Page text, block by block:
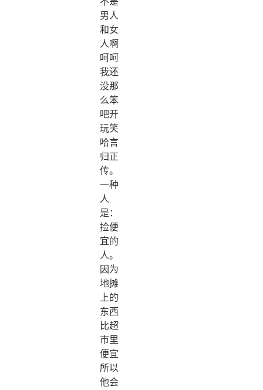
男人
和女
人啊
呵呵
我还
没那
么笨
吧开
玩笑
哈言
归正
传。
一种
人
是：
捡便
宜的
人。
因为
地摊
上的
东西
比超
市里
便宜
所以
他会